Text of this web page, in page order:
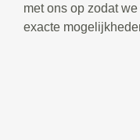
met ons op zodat
exacte